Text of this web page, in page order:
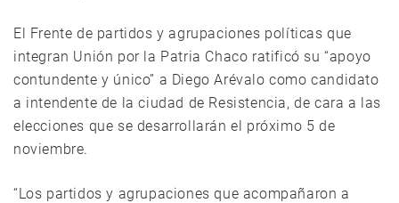
El Frente de partidos y agrupaciones políticas que
integran Unión por la Patria Chaco ratificó su “apoyo
contundente y único” a Diego Arévalo como candidato
a intendente de la ciudad de Resistencia, de cara a las
elecciones que se desarrollarán el próximo 5 de
noviembre.
“Los partidos y agrupaciones que acompañaron a